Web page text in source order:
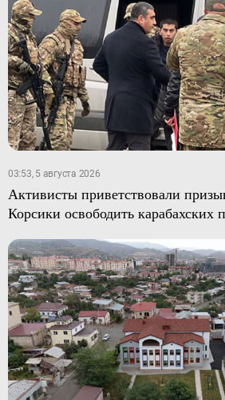
03:53, 5 августа 2026
Активисты приветствовали
Корсики освободить карабахских